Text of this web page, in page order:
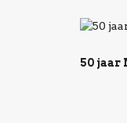
50 jaar